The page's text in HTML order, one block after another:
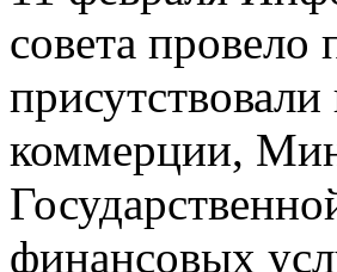
совета
коммерции,
финансовых